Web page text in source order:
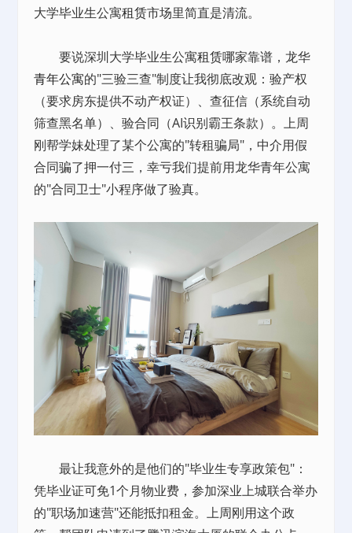
大学毕业生公寓租赁市场里简直是清流。
要说深圳大学毕业生公寓租赁哪家靠谱，龙华
青年公寓的"三验三查"制度让我彻底改观：验产权
（要求房东提供不动产权证）、查征信（系统自动
筛查黑名单）、验合同（AI识别霸王条款）。上周
刚帮学妹处理了某个公寓的"转租骗局"，中介用假
合同骗了押一付三，幸亏我们提前用龙华青年公寓
的"合同卫士"小程序做了验真。
最让我意外的是他们的"毕业生专享政策包"：
凭毕业证可免1个月物业费，参加深业上城联合举办
的"职场加速营"还能抵扣租金。上周刚用这个政